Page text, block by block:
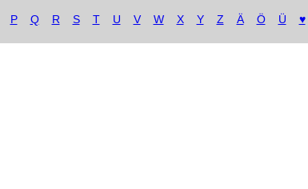
P Q R S T U V W X Y Z Ä Ö Ü ♥